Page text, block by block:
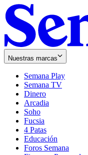
Nuestras marcas
Semana Play
Semana TV
Dinero
Arcadia
Soho
in
new
window
Fucsia
in
new
window
4 Patas
Educación
Foros Semana